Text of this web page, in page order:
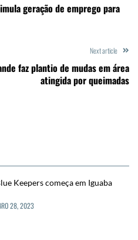
geração de emprego para
Next article
faz plantio de mudas em área
atingida por queimadas
Keepers começa em Iguaba
28, 2023